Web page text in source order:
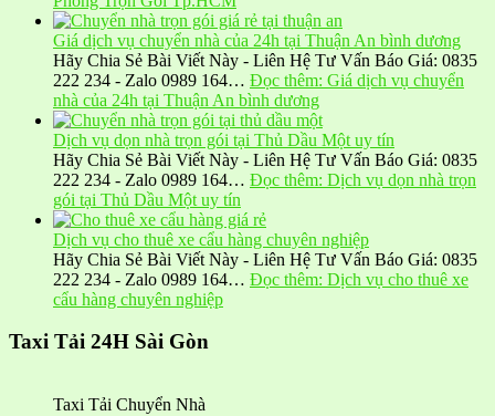
Giá dịch vụ chuyển nhà của 24h tại Thuận An bình dương
Hãy Chia Sẻ Bài Viết Này - Liên Hệ Tư Vấn Báo Giá: 0835
222 234 - Zalo 0989 164… Đọc thêm: Giá dịch vụ chuyển
nhà của 24h tại Thuận An bình dương
Dịch vụ dọn nhà trọn gói tại Thủ Dầu Một uy tín
Hãy Chia Sẻ Bài Viết Này - Liên Hệ Tư Vấn Báo Giá: 0835
222 234 - Zalo 0989 164… Đọc thêm: Dịch vụ dọn nhà trọn
gói tại Thủ Dầu Một uy tín
Dịch vụ cho thuê xe cẩu hàng chuyên nghiệp
Hãy Chia Sẻ Bài Viết Này - Liên Hệ Tư Vấn Báo Giá: 0835
222 234 - Zalo 0989 164… Đọc thêm: Dịch vụ cho thuê xe
cẩu hàng chuyên nghiệp
Taxi Tải 24H Sài Gòn
Taxi Tải Chuyển Nhà